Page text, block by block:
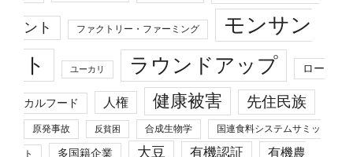
ント ファクトリー・ファーミング
モンサン
ト
ユーカリ ラウンドアップ ロー
カルフード 人権 健康被害 先住民族
原発事故 反貧困 合成生物学 国連食料システムサミッ
ト 多国籍企業 大豆 有機認証 有機農